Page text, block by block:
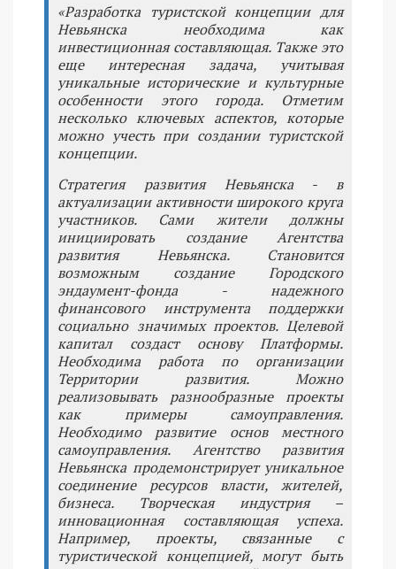
«Разработка туристской концепции для
Невьянска необходима как
инвестиционная составляющая. Также это
еще интересная задача, учитывая
уникальные исторические и культурные
особенности этого города. Отметим
несколько ключевых аспектов, которые
можно учесть при создании туристской
концепции.
Стратегия развития Невьянска - в
актуализации активности широкого круга
участников. Сами жители должны
инициировать создание Агентства
развития Невьянска. Становится
возможным создание Городского
эндаумент-фонда - надежного
финансового инструмента поддержки
социально значимых проектов. Целевой
капитал создаст основу Платформы.
Необходима работа по организации
Территории развития. Можно
реализовывать разнообразные проекты
как примеры самоуправления.
Необходимо развитие основ местного
самоуправления. Агентство развития
Невьянска продемонстрирует уникальное
соединение ресурсов власти, жителей,
бизнеса. Творческая индустрия –
инновационная составляющая успеха.
Например, проекты, связанные с
туристической концепцией, могут быть